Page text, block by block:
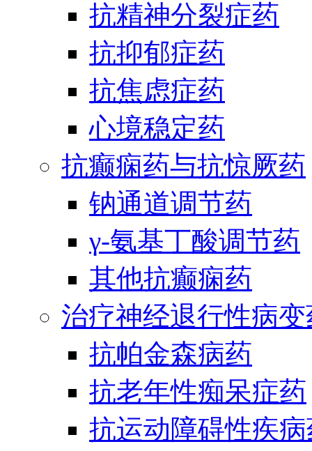
抗精神分裂症药
抗抑郁症药
抗焦虑症药
心境稳定药
抗癫痫药与抗惊厥药
钠通道调节药
γ-氨基丁酸调节药
其他抗癫痫药
治疗神经退行性病
抗帕金森病药
抗老年性痴呆症药
抗运动障碍性疾